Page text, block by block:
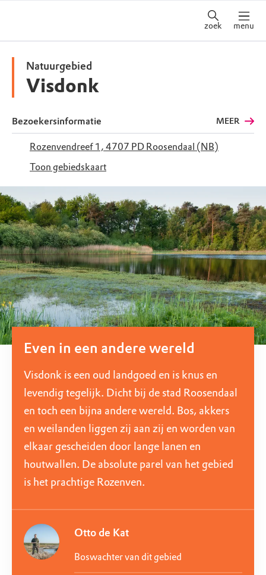
zoek menu
Natuurgebied
Visdonk
Bezoekersinformatie MEER
Rozenvendreef 1, 4707 PD Roosendaal (NB)
Toon gebiedskaart
Even in een andere wereld
Visdonk is een oud landgoed en is knus en
levendig tegelijk. Dicht bij de stad Roosendaal
en toch een bijna andere wereld. Bos, akkers
en weilanden liggen zij aan zij en worden van
elkaar gescheiden door lange lanen en
houtwallen. De absolute parel van het gebied
is het prachtige Rozenven.
Otto de Kat
Boswachter van dit gebied